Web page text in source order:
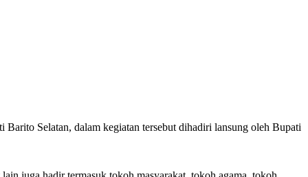
Selatan, dalam kegiatan tersebut dihadiri lansung oleh Bupati